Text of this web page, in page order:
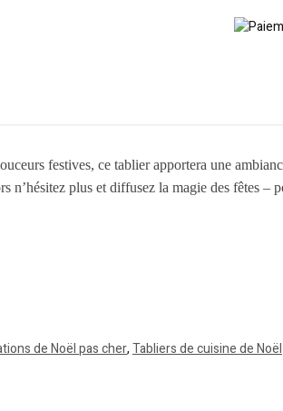
festives, ce tablier apportera une
n’hésitez plus et diffusez la magie des fêtes –
de Noël pas cher,Tabliers de cuisine de Noël